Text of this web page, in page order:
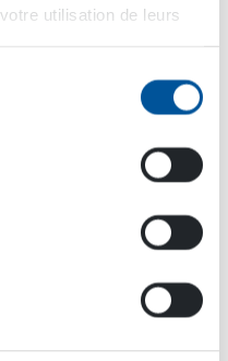
utilisation de leurs
discuter du